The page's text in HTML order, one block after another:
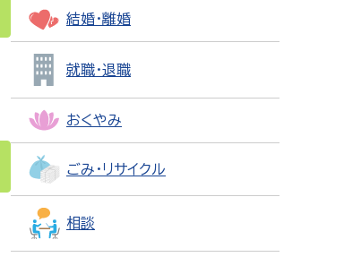
結婚・離婚
就職・退職
おくやみ
ごみ・リサイクル
相談